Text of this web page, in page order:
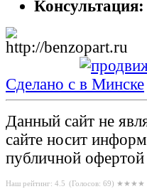
Консультация:
Сделано с
Данный сайт не
сайте носит
публичной
Наш рейтинг: 4.5 (Голосов: 69) ★★★★